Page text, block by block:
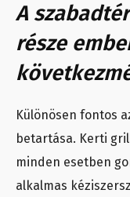
A
része
Különösen fontos
betartása. Kerti
minden esetben
alkalmas